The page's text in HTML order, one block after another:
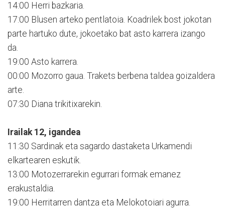
14:00 Herri bazkaria.
17:00 Blusen arteko pentlatoia. Koadrilek bost jokotan
parte hartuko dute, jokoetako bat asto karrera izango
da.
19:00 Asto karrera.
00:00 Mozorro gaua. Trakets berbena taldea goizaldera
arte.
07:30 Diana trikitixarekin.
Irailak 12, igandea
11:30 Sardinak eta sagardo dastaketa Urkamendi
elkartearen eskutik.
13:00 Motozerrarekin egurrari formak emanez
erakustaldia.
19:00 Herritarren dantza eta Melokotoiari agurra.